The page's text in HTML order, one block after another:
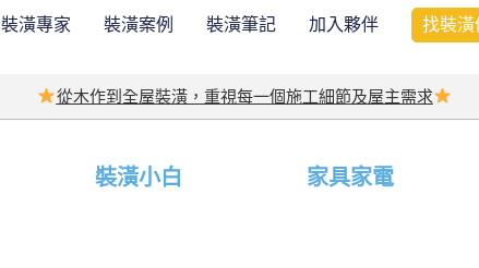
裝潢專家 裝潢案例 裝潢筆記 加入夥伴 找裝
從木作到全屋裝潢，重視每一個施工細節及屋主需求
裝潢小白 家具家電